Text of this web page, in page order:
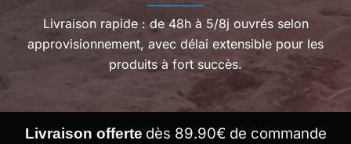
Livraison rapide : de 48h à 5/8j ouvrés selon
approvisionnement, avec délai extensible pour les
produits à fort succès.
Livraison offerte dès 89.90€ de commande